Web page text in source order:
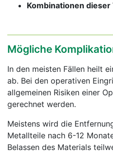
Kombinationen dieser
Mögliche
In den meisten Fällen heilt
ab. Bei den operativen
allgemeinen Risiken einer
gerechnet werden.
Meistens wird die
Metallteile nach 6-12
Belassen des Materials